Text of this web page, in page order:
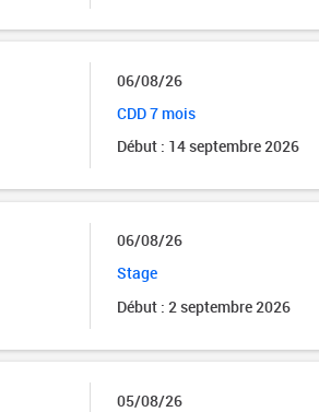
06/08/26
CDD 7 mois
Début : 14 septembre 2026
06/08/26
Stage
Début : 2 septembre 2026
05/08/26